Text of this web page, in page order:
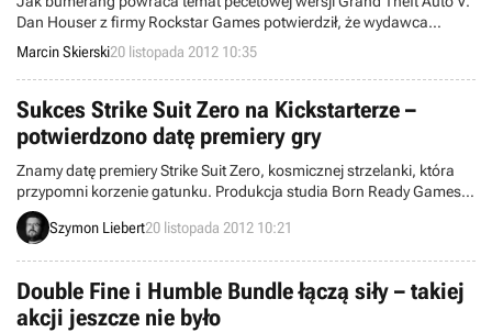
Dan Houser z firmy Rockstar Games potwierdził, że wydawca
„rozważa” wydanie gry nie tylko na PC, ale także na Wii U. W tej
chwili nic jednak nie jest pewne i na ewentualne ogłoszenia w tej
sprawie musimy jeszcze poczekać.
Marcin Skierski20 listopada 2012 10:35
Sukces Strike Suit Zero na Kickstarterze –
potwierdzono datę premiery gry
Znamy datę premiery Strike Suit Zero, kosmicznej strzelanki, która
przypomni korzenie gatunku. Produkcja studia Born Ready Games
wyjdzie w styczniu 2013 roku, dzięki wsparciu graczy na
Kickstarterze. Zebrane fundusze pozwolą wzbogacić ją o edytor
Szymon Liebert20 listopada 2012 10:21
Double Fine i Humble Bundle łączą siły – takiej
akcji jeszcze nie było